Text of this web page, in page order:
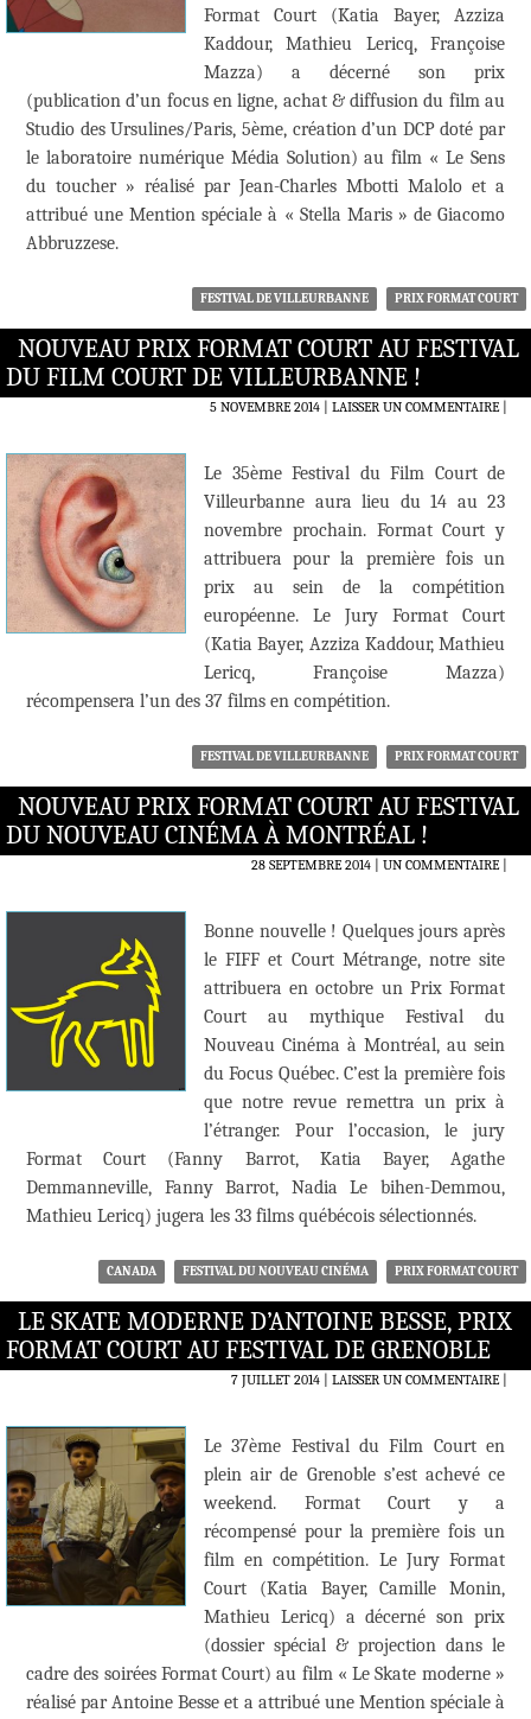
Format Court (Katia Bayer, Azziza
Kaddour, Mathieu Lericq, Françoise
Mazza) a décerné son prix
(publication d’un focus en ligne, achat & diffusion du film au
Studio des Ursulines/Paris, 5ème, création d’un DCP doté par
le laboratoire numérique Média Solution) au film « Le Sens
du toucher » réalisé par Jean-Charles Mbotti Malolo et a
attribué une Mention spéciale à « Stella Maris » de Giacomo
Abbruzzese.
FESTIVAL DE VILLEURBANNE PRIX FORMAT COURT
NOUVEAU PRIX FORMAT COURT AU FESTIVAL
DU FILM COURT DE VILLEURBANNE !
5 NOVEMBRE 2014 LAISSER UN COMMENTAIRE|
Le 35ème Festival du Film Court de
Villeurbanne aura lieu du 14 au 23
novembre prochain. Format Court y
attribuera pour la première fois un
prix au sein de la compétition
européenne. Le Jury Format Court
(Katia Bayer, Azziza Kaddour, Mathieu
Lericq, Françoise Mazza)
récompensera l’un des 37 films en compétition.
FESTIVAL DE VILLEURBANNE PRIX FORMAT COURT
NOUVEAU PRIX FORMAT COURT AU FESTIVAL
DU NOUVEAU CINÉMA À MONTRÉAL !
28 SEPTEMBRE 2014 UN COMMENTAIRE|
Bonne nouvelle ! Quelques jours après
le FIFF et Court Métrange, notre site
attribuera en octobre un Prix Format
Court au mythique Festival du
Nouveau Cinéma à Montréal, au sein
du Focus Québec. C’est la première fois
que notre revue remettra un prix à
l’étranger. Pour l’occasion, le jury
Format Court (Fanny Barrot, Katia Bayer, Agathe
Demmanneville, Fanny Barrot, Nadia Le bihen-Demmou,
Mathieu Lericq) jugera les 33 films québécois sélectionnés.
CANADA FESTIVAL DU NOUVEAU CINÉMA PRIX FORMAT COURT
LE SKATE MODERNE D’ANTOINE BESSE, PRIX
FORMAT COURT AU FESTIVAL DE GRENOBLE
7 JUILLET 2014 LAISSER UN COMMENTAIRE|
Le 37ème Festival du Film Court en
plein air de Grenoble s’est achevé ce
weekend. Format Court y a
récompensé pour la première fois un
film en compétition. Le Jury Format
Court (Katia Bayer, Camille Monin,
Mathieu Lericq) a décerné son prix
(dossier spécial & projection dans le
cadre des soirées Format Court) au film « Le Skate moderne »
réalisé par Antoine Besse et a attribué une Mention spéciale à